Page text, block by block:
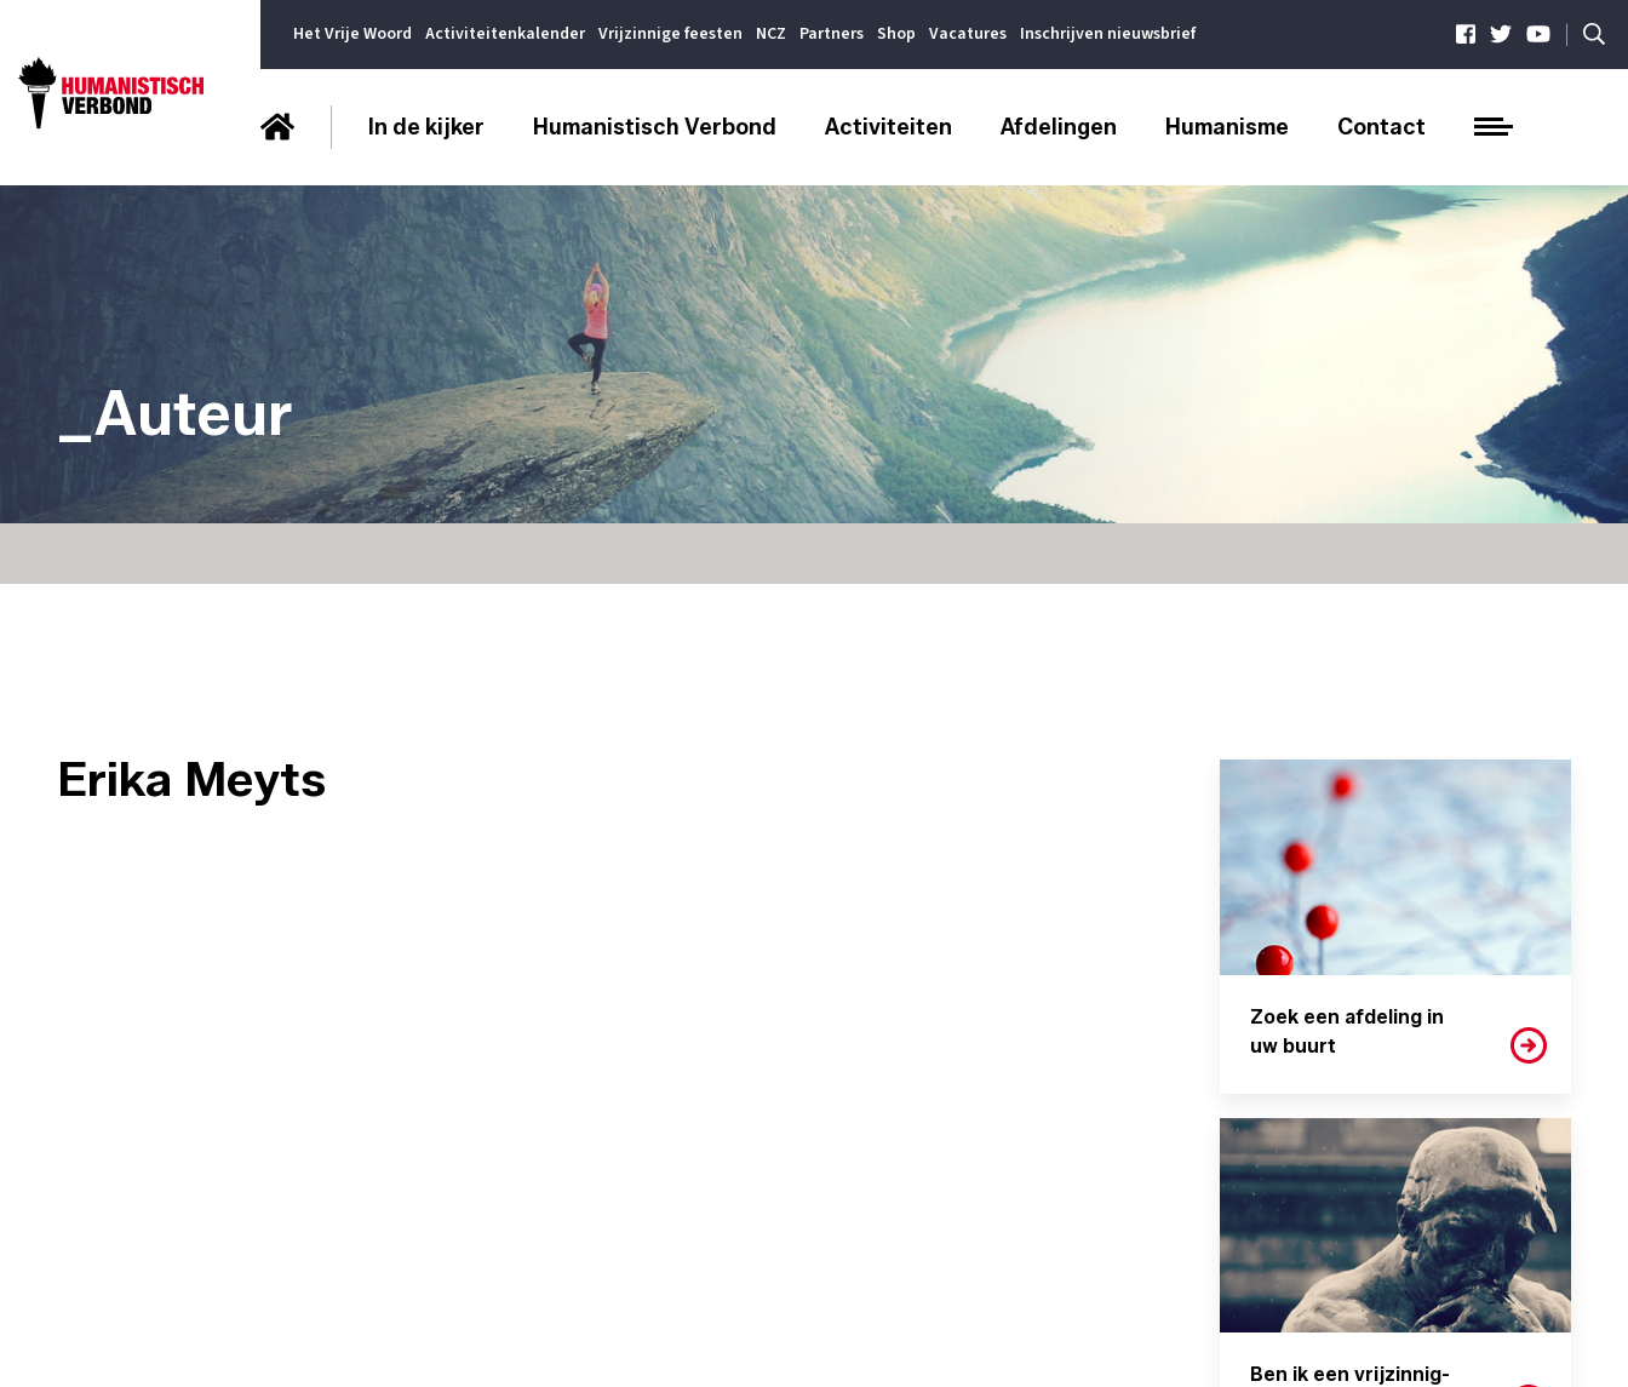
Het Vrije Woord Activiteitenkalender Vrijzinnige feesten NCZ Partners Shop Vacatures Inschrijven nieuwsbrief |
In de kijker Humanistisch Verbond Activiteiten Afdelingen Humanisme Contact
_Auteur
Erika Meyts
Zoek een afdeling in
uw buurt
Ben ik een vrijzinnig-